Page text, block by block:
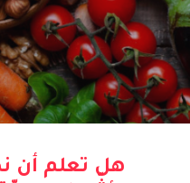
هل تعلم أن